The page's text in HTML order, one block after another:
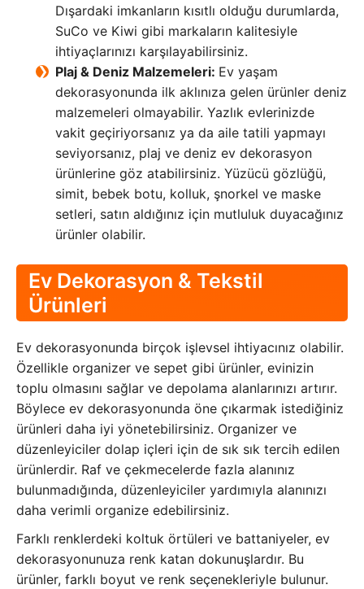
Dışardaki imkanların kısıtlı olduğu durumlarda,
SuCo ve Kiwi gibi markaların kalitesiyle
ihtiyaçlarınızı karşılayabilirsiniz.
Plaj & Deniz Malzemeleri: Ev yaşam
dekorasyonunda ilk aklınıza gelen ürünler deniz
malzemeleri olmayabilir. Yazlık evlerinizde
vakit geçiriyorsanız ya da aile tatili yapmayı
seviyorsanız, plaj ve deniz ev dekorasyon
ürünlerine göz atabilirsiniz. Yüzücü gözlüğü,
simit, bebek botu, kolluk, şnorkel ve maske
setleri, satın aldığınız için mutluluk duyacağınız
ürünler olabilir.
Ev Dekorasyon & Tekstil
Ürünleri
Ev dekorasyonunda birçok işlevsel ihtiyacınız olabilir.
Özellikle organizer ve sepet gibi ürünler, evinizin
toplu olmasını sağlar ve depolama alanlarınızı artırır.
Böylece ev dekorasyonunda öne çıkarmak istediğiniz
ürünleri daha iyi yönetebilirsiniz. Organizer ve
düzenleyiciler dolap içleri için de sık sık tercih edilen
ürünlerdir. Raf ve çekmecelerde fazla alanınız
bulunmadığında, düzenleyiciler yardımıyla alanınızı
daha verimli organize edebilirsiniz.
Farklı renklerdeki koltuk örtüleri ve battaniyeler, ev
dekorasyonunuza renk katan dokunuşlardır. Bu
ürünler, farklı boyut ve renk seçenekleriyle bulunur.